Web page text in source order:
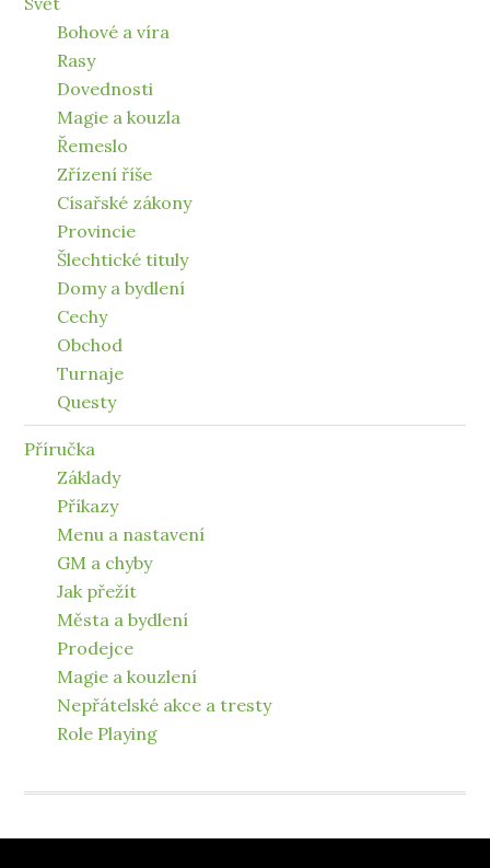
Bohové a víra
Rasy
Dovednosti
Magie a kouzla
Řemeslo
Zřízení říše
Císařské zákony
Provincie
Šlechtické tituly
Domy a bydlení
Cechy
Obchod
Turnaje
Questy
Příručka
Základy
Příkazy
Menu a nastavení
GM a chyby
Jak přežít
Města a bydlení
Prodejce
Magie a kouzlení
Nepřátelské akce a tresty
Role Playing